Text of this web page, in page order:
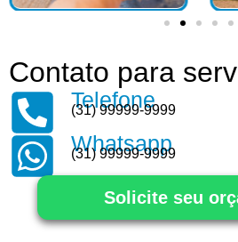
Contato para
Telefone
(31) 99999-9999
Whatsapp
(31) 99999-9999
Solicite seu